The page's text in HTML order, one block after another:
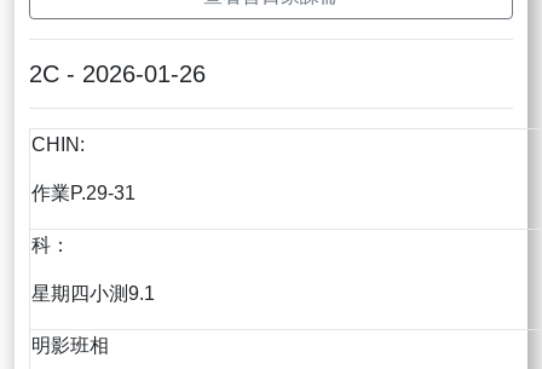
2C - 2026-01-26
CHIN:
作業P.29-31
科：
星期四小測9.1
明影班相